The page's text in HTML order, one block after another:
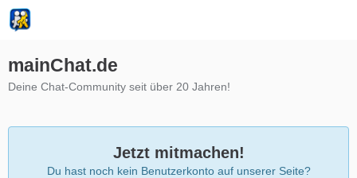
mainChat.de
Deine Chat-Community seit über 20 Jahren!
Jetzt mitmachen!
Du hast noch kein Benutzerkonto auf unserer Seite?